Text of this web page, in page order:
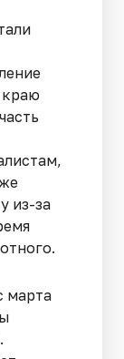
краю
из-за
марта